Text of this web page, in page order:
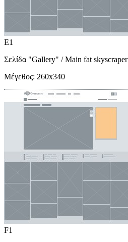
E1
Σελίδα "Gallery" / Main fat skyscraper
Μέγεθος: 260x340
F1